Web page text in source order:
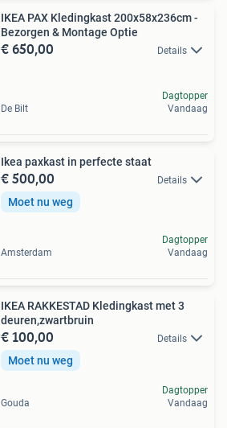
IKEA PAX Kledingkast 200x58x236cm -
Bezorgen & Montage Optie
€ 650,00 Details
De Bilt
Dagtopper
Vandaag
Ikea paxkast in perfecte staat
€ 500,00 Details
Moet nu weg
Amsterdam
Dagtopper
Vandaag
IKEA RAKKESTAD Kledingkast met 3
deuren,zwartbruin
€ 100,00 Details
Moet nu weg
Gouda
Dagtopper
Vandaag